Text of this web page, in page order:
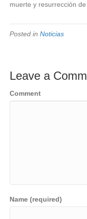
muerte y resurrección de
Posted in Noticias
Leave a
Comment
Name (required)